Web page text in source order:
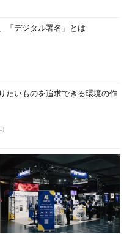
「デジタル署名」とは
たいものを追求できる環境の作